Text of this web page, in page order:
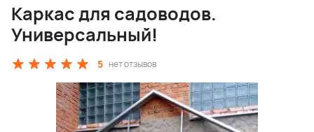
Каркас для садоводов.
Универсальный!
5 нет отзывов